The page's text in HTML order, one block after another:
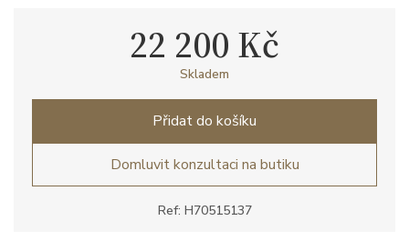
Ref: H70515137
22 200 Kč
Skladem
Přidat do košíku
Domluvit konzultaci na butiku